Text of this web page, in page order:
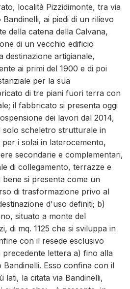
località Pizzidimonte, tra via
ai piedi di un rilievo
della catena della Calvana,
di un vecchio edificio
destinazione artigianale,
ai primi del 1900 e di poi
per la sua
di tre piani fuori terra con
il fabbricato si presenta oggi
dei lavori dal 2014,
solo scheletro strutturale in
i solai in laterocemento,
secondarie e complementari,
di collegamento, terrazze e
si presenta come un
di trasformazione privo al
d'uso definiti; b)
situato a monte del
di mq. 1125 che si sviluppa in
con il resede esclusivo
precedente lettera a) fino alla
Bandinelli. Esso confina con il
lati, la citata via Bandinelli,